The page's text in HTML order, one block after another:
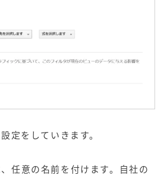
定をしていきます。
任意の名前を付けます。自社の